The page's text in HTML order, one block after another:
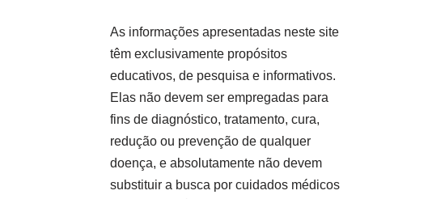
As informações apresentadas neste site
têm exclusivamente propósitos
educativos, de pesquisa e informativos.
Elas não devem ser empregadas para
fins de diagnóstico, tratamento, cura,
redução ou prevenção de qualquer
doença, e absolutamente não devem
substituir a busca por cuidados médicos